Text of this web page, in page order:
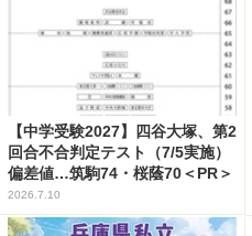
【中学受験2027】四谷大塚、第2
回合不合判定テスト（7/5実施）
偏差値…筑駒74・桜蔭70＜PR＞
2026.7.10